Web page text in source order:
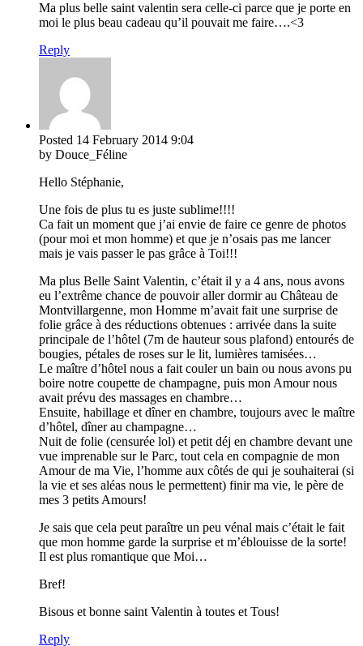
Ma plus belle saint valentin sera celle-ci parce que je porte en
moi le plus beau cadeau qu’il pouvait me faire….<3
Reply
Posted 14 February 2014 9:04
by Douce_Féline
Hello Stéphanie,
Une fois de plus tu es juste sublime!!!!
Ca fait un moment que j’ai envie de faire ce genre de photos
(pour moi et mon homme) et que je n’osais pas me lancer
mais je vais passer le pas grâce à Toi!!!
Ma plus Belle Saint Valentin, c’était il y a 4 ans, nous avons
eu l’extrême chance de pouvoir aller dormir au Château de
Montvillargenne, mon Homme m’avait fait une surprise de
folie grâce à des réductions obtenues : arrivée dans la suite
principale de l’hôtel (7m de hauteur sous plafond) entourés de
bougies, pétales de roses sur le lit, lumières tamisées…
Le maître d’hôtel nous a fait couler un bain ou nous avons pu
boire notre coupette de champagne, puis mon Amour nous
avait prévu des massages en chambre…
Ensuite, habillage et dîner en chambre, toujours avec le maître
d’hôtel, dîner au champagne…
Nuit de folie (censurée lol) et petit déj en chambre devant une
vue imprenable sur le Parc, tout cela en compagnie de mon
Amour de ma Vie, l’homme aux côtés de qui je souhaiterai (si
la vie et ses aléas nous le permettent) finir ma vie, le père de
mes 3 petits Amours!
Je sais que cela peut paraître un peu vénal mais c’était le fait
que mon homme garde la surprise et m’éblouisse de la sorte!
Il est plus romantique que Moi…
Bref!
Bisous et bonne saint Valentin à toutes et Tous!
Reply